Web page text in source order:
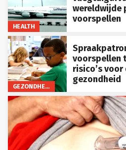
HEALTH
wereldwijde
voorspellen
GEZONDHEID
voorspellen
risico’s
gezondheid